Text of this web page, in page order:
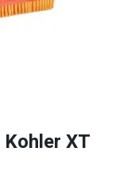
XT